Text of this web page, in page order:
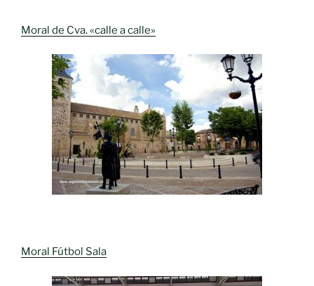
Moral de Cva. «calle a calle»
Moral Fútbol Sala